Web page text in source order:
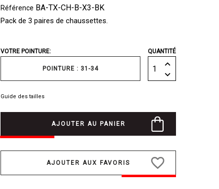
Référence BA-TX-CH-B-X3-BK
Pack de 3 paires de chaussettes.
VOTRE POINTURE:
POINTURE : 31-34
QUANTITÉ
Guide des tailles
AJOUTER AU PANIER
favorite_border